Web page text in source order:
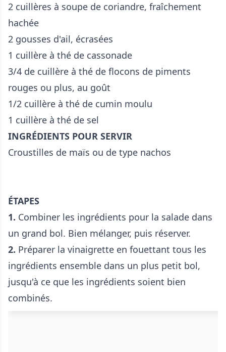
2 cuillères à soupe de coriandre, fraîchement
hachée
2 gousses d'ail, écrasées
1 cuillère à thé de cassonade
3/4 de cuillère à thé de flocons de piments
rouges ou plus, au goût
1/2 cuillère à thé de cumin moulu
1 cuillère à thé de sel
INGRÉDIENTS POUR SERVIR
Croustilles de maïs ou de type nachos
ÉTAPES
1. Combiner les ingrédients pour la salade dans
un grand bol. Bien mélanger, puis réserver.
2. Préparer la vinaigrette en fouettant tous les
ingrédients ensemble dans un plus petit bol,
jusqu'à ce que les ingrédients soient bien
combinés.